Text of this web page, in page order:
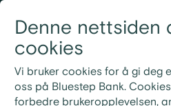
Denne nettsiden
cookies
Vi bruker cookies for å gi deg
oss på Bluestep Bank.
forbedre brukeropplevelsen,
Nye rutiner for
Ved ekstrainnbetaling på
KID-nummeret fra din siste